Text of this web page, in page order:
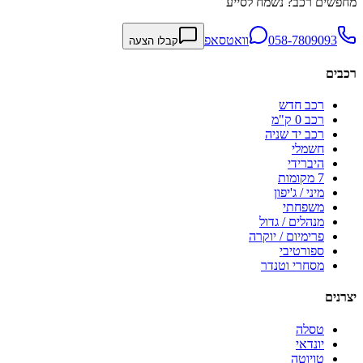
058-7809093 וואטסאפ קבלו הצעה
רכבים
רכב חדש
רכב 0 ק"מ
רכב יד שניה
חשמלי
היברידי
7 מקומות
מיני / ג'יפון
משפחתי
מנהלים / גדול
פרימיום / יוקרה
ספורטיבי
מסחרי וטנדר
יצרנים
טסלה
יונדאי
טויוטה